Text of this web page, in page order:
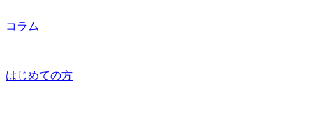
コラム
はじめての方